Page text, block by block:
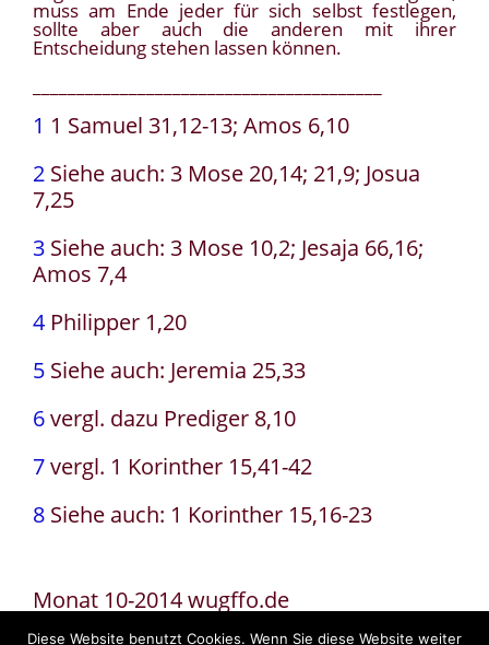
muss am Ende jeder für sich selbst festlegen,
sollte aber auch die anderen mit ihrer
Entscheidung stehen lassen können.
1 1 Samuel 31,12-13; Amos 6,10
2 Siehe auch: 3 Mose 20,14; 21,9; Josua
7,25
3 Siehe auch: 3 Mose 10,2; Jesaja 66,16;
Amos 7,4
4 Philipper 1,20
5 Siehe auch: Jeremia 25,33
6vergl. dazu Prediger 8,10
7vergl. 1 Korinther 15,41-42
8 Siehe auch: 1 Korinther 15,16-23
Monat 10-2014 wugffo.de
Diese Website benutzt Cookies. Wenn Sie diese Website weiter